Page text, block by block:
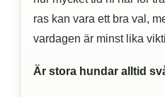
ras kan vara ett bra val,
vardagen är minst lika
Är stora hundar alltid